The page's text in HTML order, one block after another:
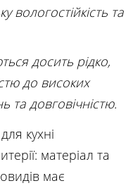
вологостійкість та
досить рідко,
до високих
та довговічністю.
кухні
матеріал та
має